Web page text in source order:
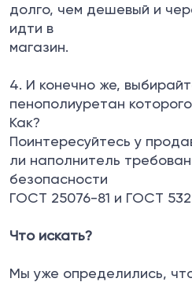
долго, чем дешевый и
идти в
магазин.
4. И конечно же,
пенополиуретан
Как?
Поинтересуйтесь у
ли наполнитель
безопасности
ГОСТ 25076-81 и ГОСТ
Что искать?
Мы уже определились,